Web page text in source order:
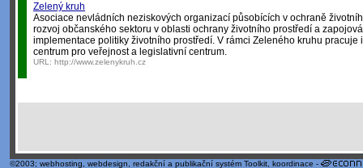
Zelený kruh
Asociace nevládních neziskových organizací působících v ochraně
rozvoj občanského sektoru v oblasti ochrany životního prostředí a
implementace politiky životního prostředí. V rámci Zeleného kruhu pracuje
centrum pro veřejnost a legislativní centrum.
URL: http://www.zelenykruh.cz
©2003; webhosting webdesign redakční a publikační systém Toolkit , koordinace -